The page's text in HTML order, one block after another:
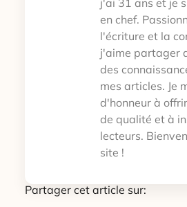
en chef.
l'écriture et la
j'aime partager
des
mes articles. Je
d'honneur à
de qualité et à
lecteurs.
site !
Partager cet article sur: